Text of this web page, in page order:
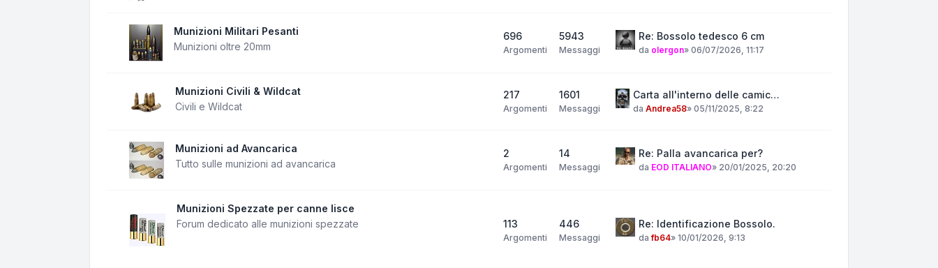
Munizioni Militari Pesanti
Munizioni oltre 20mm
696
Argomenti
5943
Messaggi
Re: Bossolo tedesco 6 cm
da olergon» 06/07/2026, 11:17
Munizioni Civili & Wildcat
Civili e Wildcat
217
Argomenti
1601
Messaggi
Carta all'interno delle camic…
da Andrea58» 05/11/2025, 8:22
Munizioni ad Avancarica
Tutto sulle munizioni ad avancarica
2
Argomenti
14
Messaggi
Re: Palla avancarica per?
da EOD ITALIANO» 20/01/2025, 20:20
Munizioni Spezzate per canne lisce
Forum dedicato alle munizioni spezzate
113
Argomenti
446
Messaggi
Re: Identificazione Bossolo.
dafb64» 10/01/2026, 9:13